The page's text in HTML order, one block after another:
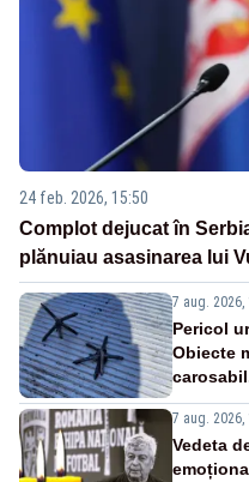
24 feb. 2026, 15:50
Complot dejucat în
plănuiau asasinarea lui
7 aug. 2026,
Pericol
Obiecte
7 aug. 2026,
Vedeta